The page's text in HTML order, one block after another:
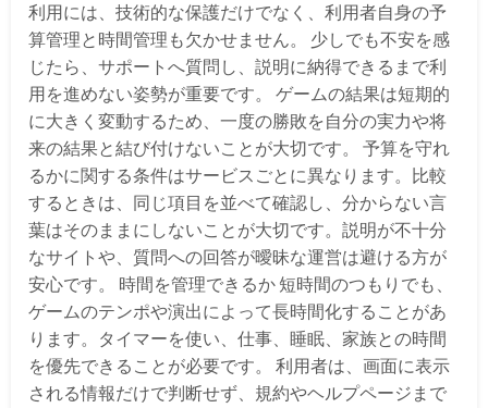
利用には、技術的な保護だけでなく、利用者自身の予
算管理と時間管理も欠かせません。 少しでも不安を感
じたら、サポートへ質問し、説明に納得できるまで利
用を進めない姿勢が重要です。 ゲームの結果は短期的
に大きく変動するため、一度の勝敗を自分の実力や将
来の結果と結び付けないことが大切です。 予算を守れ
るかに関する条件はサービスごとに異なります。比較
するときは、同じ項目を並べて確認し、分からない言
葉はそのままにしないことが大切です。説明が不十分
なサイトや、質問への回答が曖昧な運営は避ける方が
安心です。 時間を管理できるか 短時間のつもりでも、
ゲームのテンポや演出によって長時間化することがあ
ります。タイマーを使い、仕事、睡眠、家族との時間
を優先できることが必要です。 利用者は、画面に表示
される情報だけで判断せず、規約やヘルプページまで